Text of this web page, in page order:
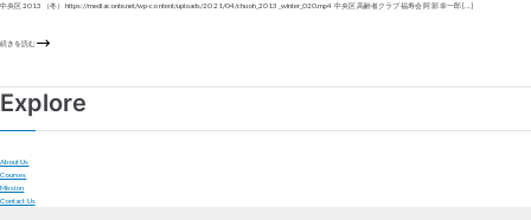
中央区 2013（冬） https://mediaconte.net/wp-content/uploads/2021/04/chuoh_2013_winter_020.mp4 中央区 高齢者クラブ 福寿会 阿部 幸一郎 […]
続きを読む
Explore
About Us
Courses
Mission
Contact Us